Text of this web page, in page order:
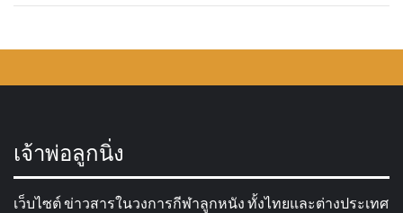
เจ้าพ่อลูกนิ่ง
เว็บไซต์ ข่าวสารในวงการกีฬาลูกหนัง ทั้งไทยและต่างประเทศ